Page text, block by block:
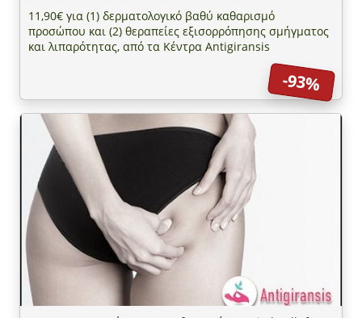
11,90€ για (1) δερματολογικό βαθύ καθαρισμό
προσώπου και (2) θεραπείες εξισορρόπησης σμήγματος
και λιπαρότητας, από τα Κέντρα Antigiransis
-93%